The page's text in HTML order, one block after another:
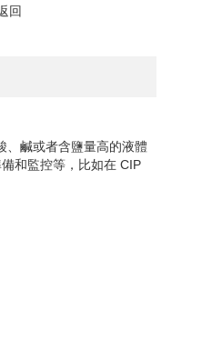
回
、鹹或者含鹽量高的液體
和監控等，比如在 CIP